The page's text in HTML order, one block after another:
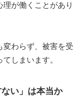
が働くことがあり
変わらず、被害を受
しまいます。
ない」は本当か